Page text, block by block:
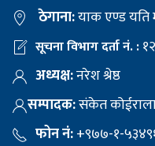
ठेगाना:याक एण्ड यति
सूचना विभाग दर्ता नं. :
अध्यक्ष:नरेश श्रेष्ठ
सम्पादक:संकेत
फोन नं:+९७७-१-